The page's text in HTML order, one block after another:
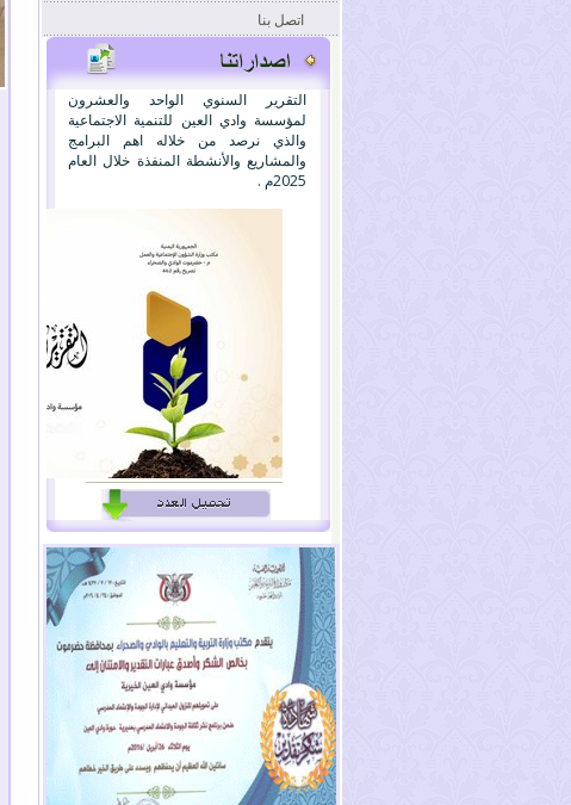
اتصل بنا
التقرير السنوي الواحد والعشرون
لمؤسسة وادي العين للتنمية الاجتماعية
والذي نرصد من خلاله اهم البرامج
والمشاريع والأنشطة المنفذة خلال العام
2025م .